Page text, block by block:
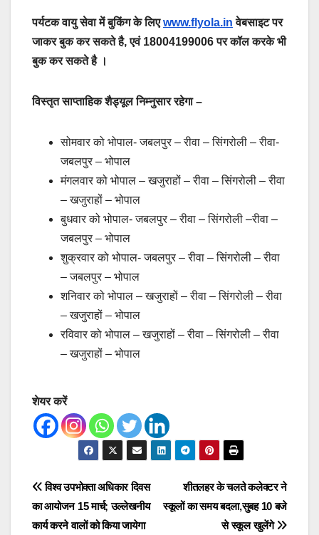
पर्यटक वायु सेवा में बुकिंग के लिएwww.flyola.in वेबसाइट पर
जाकर बुक कर सकते है, एवं 18004199006 पर कॉल करके भी
बुक कर सकते है ।
विस्तृत साप्ताहिक शैड्यूल निम्नुसार रहेगा –
सोमवार को भोपाल- जबलपुर – रीवा – सिंगरोली – रीवा-
जबलपुर – भोपाल
मंगलवार को भोपाल – खजुराहों – रीवा – सिंगरोली – रीवा
– खजुराहों – भोपाल
बुधवार को भोपाल- जबलपुर – रीवा – सिंगरोली –रीवा –
जबलपुर – भोपाल
शुक्रवार को भोपाल- जबलपुर – रीवा – सिंगरोली – रीवा
– जबलपुर – भोपाल
शनिवार को भोपाल – खजुराहों – रीवा – सिंगरोली – रीवा
– खजुराहों – भोपाल
रविवार को भोपाल – खजुराहों – रीवा – सिंगरोली – रीवा
– खजुराहों – भोपाल
शेयर करें
Post
navigation
शीतलहर के चलते कलेक्टर ने
स्कूलों का समय बदला,सुबह 10 बजे
से स्कूल खुलेंगे
विश्व उपभोक्ता अधिकार दिवस
का आयोजन 15 मार्च; उल्लेखनीय
कार्य करने वालों को किया जायेगा